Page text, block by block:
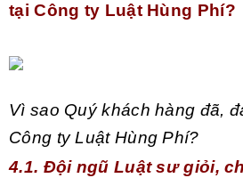
tại Công ty Luật Hùng Phí?
Vì sao Quý khách hàng đã,
Công ty Luật Hùng Phí?
4.1. Đội ngũ Luật sư giỏi,